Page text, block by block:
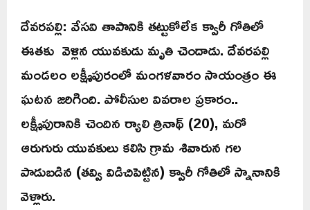
దేవరపల్లి: వేసవి తాపానికి తట్టుకోలేక క్వారీ గోతిలో
ఈతకు వెళ్లిన యువకుడు మృతి చెందాడు. దేవరపల్లి
మండలం లక్ష్మీపురంలో మంగళవారం సాయంత్రం ఈ
ఘటన జరిగింది. పోలీసుల వివరాల ప్రకారం..
లక్ష్మీపురానికి చెందిన ర్యాలి త్రినాథ్ (20), మరో
ఆరుగురు యువకులు కలిసి గ్రామ శివారున గల
పాడుబడిన (తవ్వి విడిచిపెట్టిన) క్వారీ గోతిలో స్నానానికి
వెళ్లారు.